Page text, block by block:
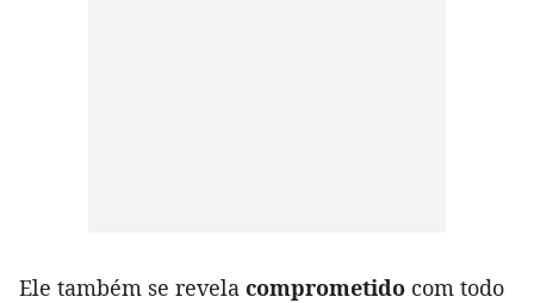
Ele também se revela comprometido com todo